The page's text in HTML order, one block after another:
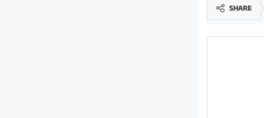
SHARE